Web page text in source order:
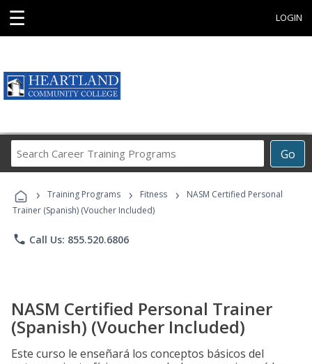
☰ LOGIN
Go
Career
Programs
› Training Programs › Fitness ›
NASM Certified Personal
Trainer (Spanish) (Voucher Included)
phone Call Us: 855.520.6806
NASM Certified Personal Trainer
(Spanish) (Voucher Included)
Este curso le enseñará los conceptos básicos del